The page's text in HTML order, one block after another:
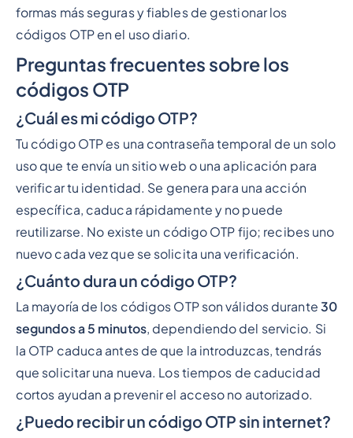
formas más seguras y fiables de gestionar los
códigos OTP en el uso diario.
Preguntas frecuentes sobre los
códigos OTP
¿Cuál es mi código OTP?
Tu código OTP es una contraseña temporal de un solo
uso que te envía un sitio web o una aplicación para
verificar tu identidad. Se genera para una acción
específica, caduca rápidamente y no puede
reutilizarse. No existe un código OTP fijo; recibes uno
nuevo cada vez que se solicita una verificación.
¿Cuánto dura un código OTP?
La mayoría de los códigos OTP son válidos durante 30
segundos a 5 minutos, dependiendo del servicio. Si
la OTP caduca antes de que la introduzcas, tendrás
que solicitar una nueva. Los tiempos de caducidad
cortos ayudan a prevenir el acceso no autorizado.
¿Puedo recibir un código OTP sin internet?